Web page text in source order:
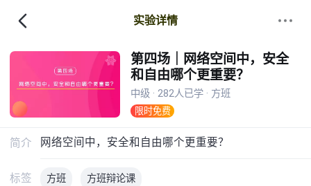
实验详情
第四场｜网络空间中，安全
和自由哪个更重要？
中级 · 282人已学 · 方班
限时免费
简介 网络空间中，安全和自由哪个更重要？
标签 方班 方班辩论课